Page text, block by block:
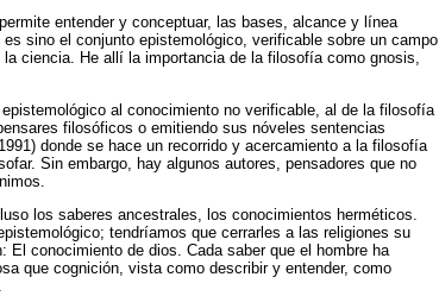
entender y conceptuar, las bases, alcance y línea
sino el conjunto epistemológico, verificable sobre un campo
ciencia. He allí la importancia de la filosofía como gnosis,
al conocimiento no verificable, al de la filosofía
filosóficos o emitiendo sus nóveles sentencias
donde se hace un recorrido y acercamiento a la filosofía
Sin embargo, hay algunos autores, pensadores que no
los saberes ancestrales, los conocimientos herméticos.
tendríamos que cerrarles a las religiones su
conocimiento de dios. Cada saber que el hombre ha
que cognición, vista como describir y entender, como